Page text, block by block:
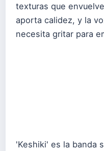
texturas que
aporta calidez, y la
necesita gritar para
'Keshiki' es la banda